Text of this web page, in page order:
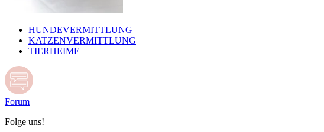
HUNDEVERMITTLUNG
KATZENVERMITTLUNG
TIERHEIME
Forum
Folge uns!